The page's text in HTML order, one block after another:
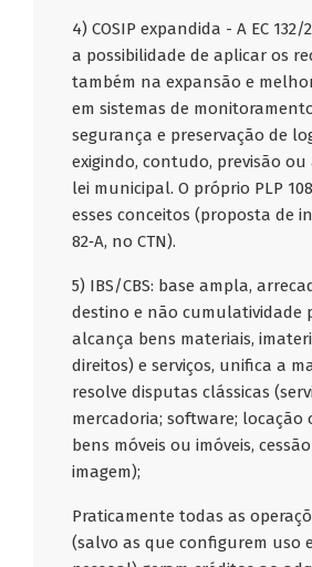
4) COSIP expandida - A EC 132/
a possibilidade de aplicar os
também na expansão e
em sistemas de
segurança e preservação de
exigindo, contudo, previsão
lei municipal. O próprio PLP
esses conceitos (proposta de
82‑A, no CTN).
5) IBS/CBS: base ampla,
destino e não cumulatividade
alcança bens materiais,
direitos) e serviços, unifica a
resolve disputas clássicas
mercadoria; software; locação
bens móveis ou imóveis,
imagem);
Praticamente todas as
(salvo as que configurem uso